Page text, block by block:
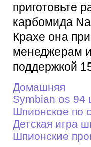
приготовьте
карбомида
Крахе она
менеджерам
поддержкой
Домашняя
Symbian os 94
Шпионское по
Детскaя игрa
Шпионские